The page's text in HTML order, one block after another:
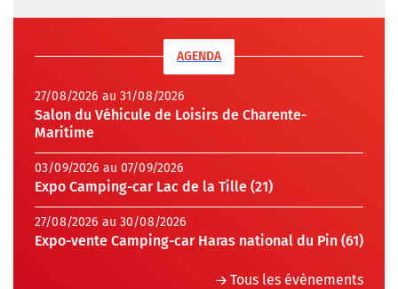
AGENDA
27/08/2026 au 31/08/2026
Salon du Véhicule de Loisirs de Charente-
Maritime
03/09/2026 au 07/09/2026
Expo Camping-car Lac de la Tille (21)
27/08/2026 au 30/08/2026
Expo-vente Camping-car Haras national du Pin (61)
Tous les évènements